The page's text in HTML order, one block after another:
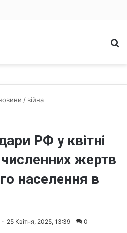
/ війна
РФ у квітні
жертв
населення в
25 Квітня, 2025, 13:39 0